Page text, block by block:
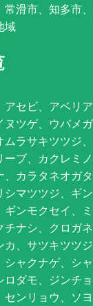
滑市、知多市
域
セビ、アベリ
ツゲ、ウバメ
ラサキツツジ
ブ、カクレミ
カラタネオガ
シマツツジ、ギ
ンモクセイ、
チナシ、クロガ
カ、サツキツツ
シャクナゲ、シ
ダモ、ジンチ
ンリョウ、ソ